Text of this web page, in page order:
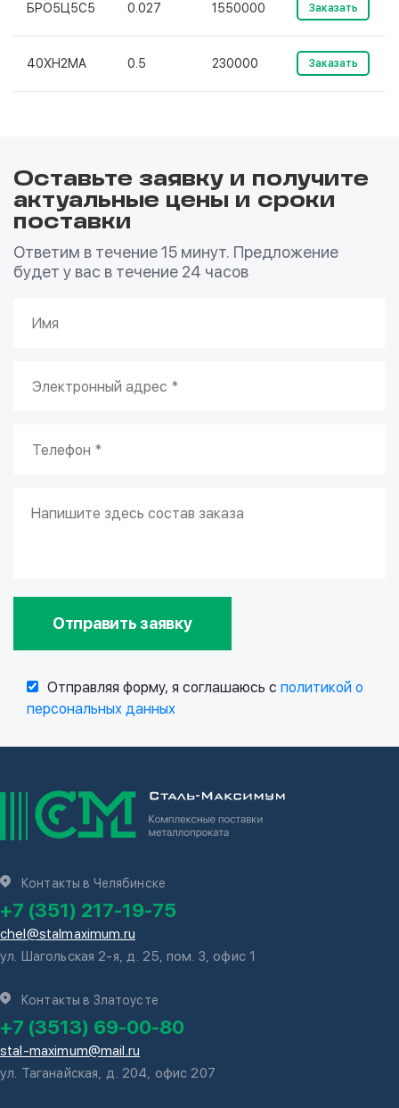
БРО5Ц5С5 0.027 1550000 Заказать
40ХН2МА 0.5 230000 Заказать
Оставьте заявку и получите
актуальные цены и сроки
поставки
Ответим в течение 15 минут. Предложение
будет у вас в течение 24 часов
Отправить заявку
Отправляя форму, я соглашаюсь с политикой о
персональных данных
Контакты в Челябинске
+7 (351) 217-19-75
chel@stalmaximum.ru
ул. Шагольская 2-я, д. 25, пом. 3, офис 1
Контакты в Златоусте
+7 (3513) 69-00-80
stal-maximum@mail.ru
ул. Таганайская, д. 204, офис 207